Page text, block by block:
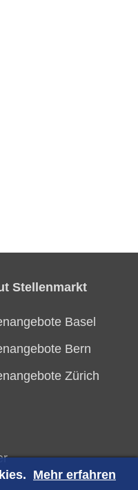
Stellenmarkt
Basel
Bern
Zürich
Mehr erfahren